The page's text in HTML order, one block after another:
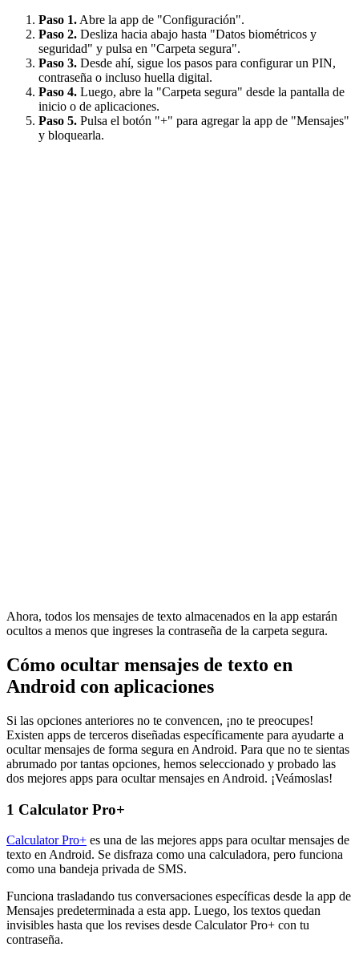
Paso 1. Abre la app de "Configuración".
Paso 2. Desliza hacia abajo hasta "Datos biométricos y
seguridad" y pulsa en "Carpeta segura".
Paso 3. Desde ahí, sigue los pasos para configurar un PIN,
contraseña o incluso huella digital.
Paso 4. Luego, abre la "Carpeta segura" desde la pantalla de
inicio o de aplicaciones.
Paso 5. Pulsa el botón "+" para agregar la app de "Mensajes"
y bloquearla.
Ahora, todos los mensajes de texto almacenados en la app estarán
ocultos a menos que ingreses la contraseña de la carpeta segura.
Cómo ocultar mensajes de texto en
Android con aplicaciones
Si las opciones anteriores no te convencen, ¡no te preocupes!
Existen apps de terceros diseñadas específicamente para ayudarte a
ocultar mensajes de forma segura en Android. Para que no te sientas
abrumado por tantas opciones, hemos seleccionado y probado las
dos mejores apps para ocultar mensajes en Android. ¡Veámoslas!
1 Calculator Pro+
Calculator Pro+ es una de las mejores apps para ocultar mensajes de
texto en Android. Se disfraza como una calculadora, pero funciona
como una bandeja privada de SMS.
Funciona trasladando tus conversaciones específicas desde la app de
Mensajes predeterminada a esta app. Luego, los textos quedan
invisibles hasta que los revises desde Calculator Pro+ con tu
contraseña.